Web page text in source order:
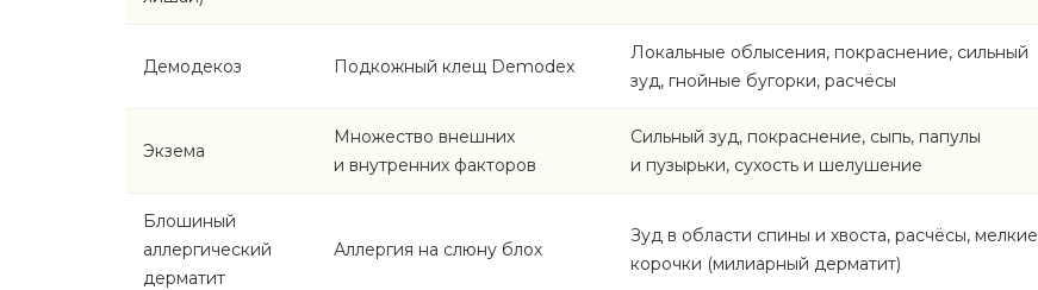
Демодекоз Подкожный клещ Demodex
Локальные облысения, покраснение, сильный
зуд, гнойные бугорки, расчёсы
Экзема
Множество внешних
и внутренних факторов
Сильный зуд, покраснение, сыпь, папулы
и пузырьки, сухость и шелушение
Блошиный
аллергический
дерматит
Аллергия на слюну блох
Зуд в области спины и хвоста, расчёсы, мелкие
корочки (милиарный дерматит)